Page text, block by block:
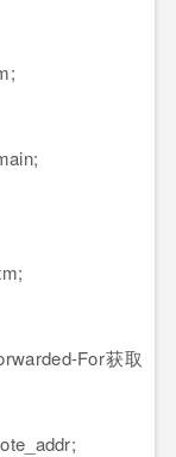
For获取